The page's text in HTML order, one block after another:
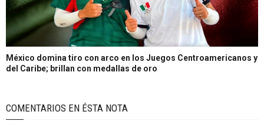
México domina tiro con arco en los Juegos Centroamericanos y
del Caribe; brillan con medallas de oro
COMENTARIOS EN ÉSTA NOTA